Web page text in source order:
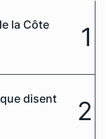
la Côte
1
disent
2